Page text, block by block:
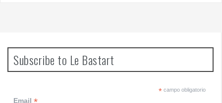
Subscribe to Le Bastart
*campo obligatorio
Email